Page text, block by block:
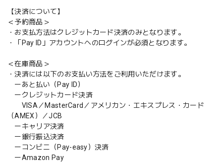
【決済について】
＜予約商品＞
・お支払方法はクレジットカード決済のみとなります。
・「Pay ID」アカウントへのログインが必須となります。
＜在庫商品＞
・決済には以下のお支払い方法をご利用いただけます。
ーあと払い（Pay ID）
ークレジットカード決済
VISA／MasterCard／アメリカン・エキスプレス・カード
（AMEX）／JCB
ーキャリア決済
ー銀行振込決済
ーコンビニ（Pay-easy）決済
ーAmazon Pay